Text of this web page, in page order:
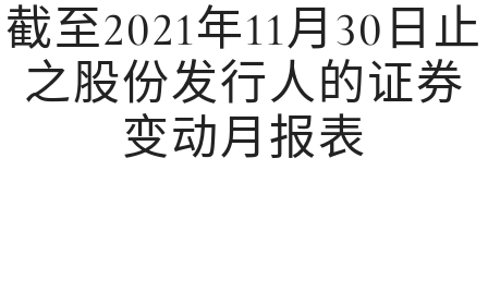
截至2021年11月30日止
之股份发行人的证券
变动月报表